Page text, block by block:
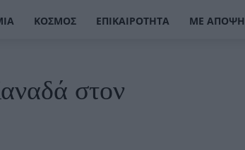
ΚΌΣΜΟΣ ΕΠΙΚΑΙΡΌΤΗΤΑ ΜΕ ΆΠΟΨΗ
στον